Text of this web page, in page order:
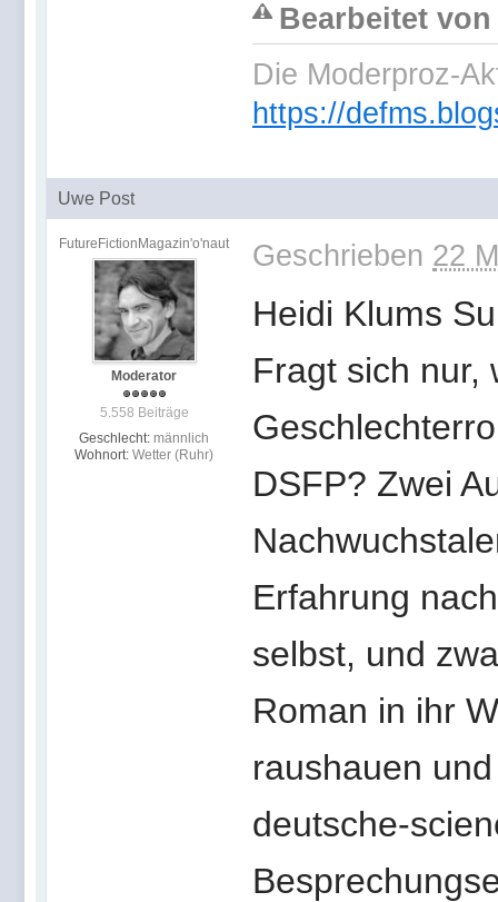
Bearbeitet von
Die Moderproz-
https://
Uwe Post
FutureFictionMagazin'o'naut
Moderator
5.558 Beiträge
Geschlecht: männlich
Wohnort: Wetter (Ruhr)
Geschrieben 22
Heidi Klums
Fragt sich nur,
DSFP? Zwei
Erfahrung
selbst, und
Roman in ihr
raushauen
deutsche-